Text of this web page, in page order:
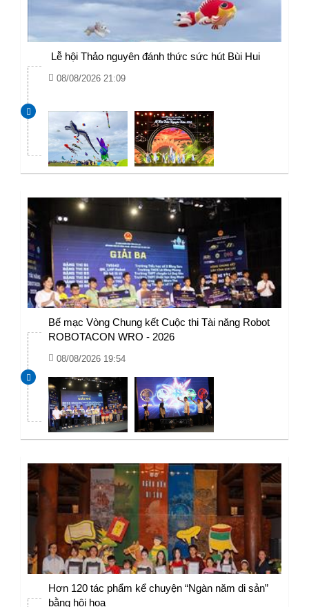
​ Lễ hội Thảo nguyên đánh thức sức hút Bùi Hui
08/08/2026 21:09
Bế mạc Vòng Chung kết Cuộc thi Tài năng Robot
ROBOTACON WRO - 2026
08/08/2026 19:54
Hơn 120 tác phẩm kể chuyện “Ngàn năm di sản”
bằng hội họa